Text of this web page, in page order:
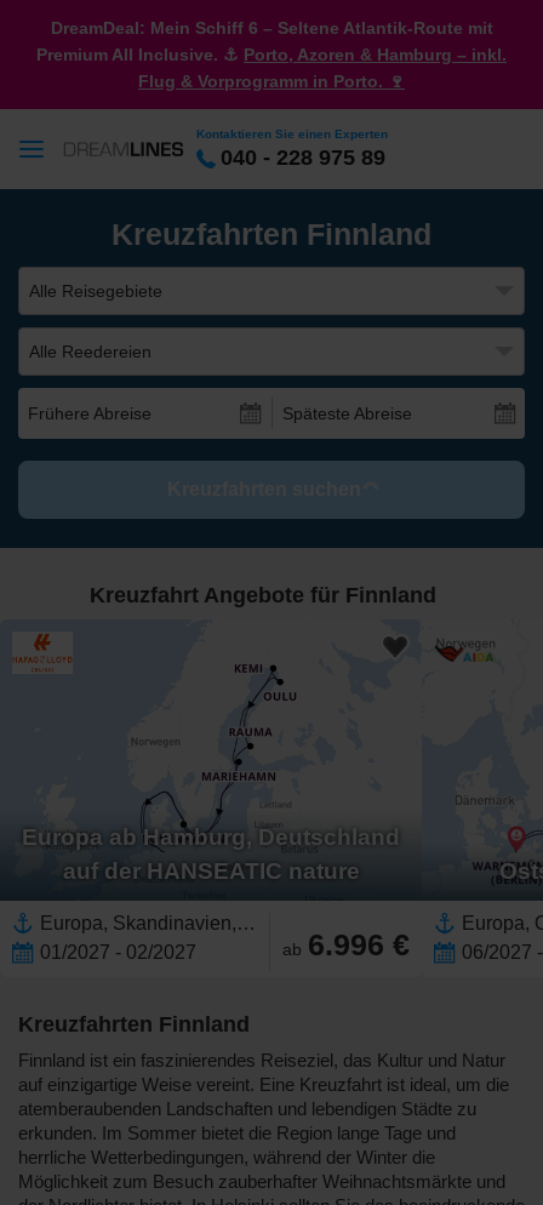
DreamDeal: Mein Schiff 6 – Seltene Atlantik-Route mit
Premium All Inclusive. ⚓ Porto, Azoren & Hamburg – inkl.
Flug & Vorprogramm in Porto. 🍷
Kontaktieren Sie einen Experten
040 - 228 975 89
Kreuzfahrten Finnland
Alle Reisegebiete
Alle Reedereien
Frühere Abreise Späteste Abreise
Kreuzfahrt Angebote für Finnland
Europa ab Hamburg, Deutschland
auf der HANSEATIC nature
Europa, Skandinavien,Nordeuropa,Ostsee,Finnland,Westeuropa,Deutschland,Dänemark,Schweden
01/2027 - 02/2027
ab 6.996 € 06/2027
Kreuzfahrten Finnland
Finnland ist ein faszinierendes Reiseziel, das Kultur und Natur
auf einzigartige Weise vereint. Eine Kreuzfahrt ist ideal, um die
atemberaubenden Landschaften und lebendigen Städte zu
erkunden. Im Sommer bietet die Region lange Tage und
herrliche Wetterbedingungen, während der Winter die
Möglichkeit zum Besuch zauberhafter Weihnachtsmärkte und